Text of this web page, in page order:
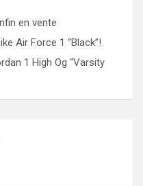
en vente
Air Force 1 “Black”!
1 High Og “Varsity